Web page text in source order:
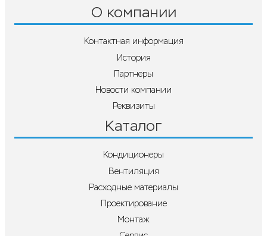
Каталог
Кондиционеры
Вентиляция
Расходные материалы
Проектирование
Монтаж
О компании
Контактная информация
История
Партнеры
Новости компании
Реквизиты